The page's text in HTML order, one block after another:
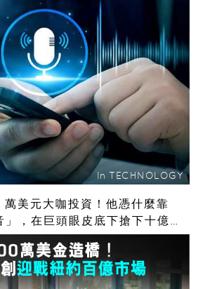
In TECHNOLOGY
美元大咖投資！他憑什麼靠
」，在巨頭眼皮底下搶下十億人